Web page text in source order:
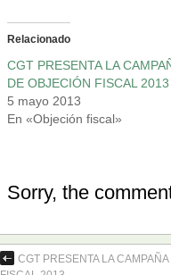
Relacionado
CGT PRESENTA LA
DE OBJECIÓN FISCAL 2013
5 mayo 2013
En «Objeción fiscal»
Sorry, the
CGT PRESENTA LA